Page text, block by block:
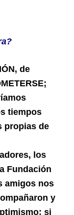
de
tiempos
propias de
los
Fundación
amigos nos
y
si